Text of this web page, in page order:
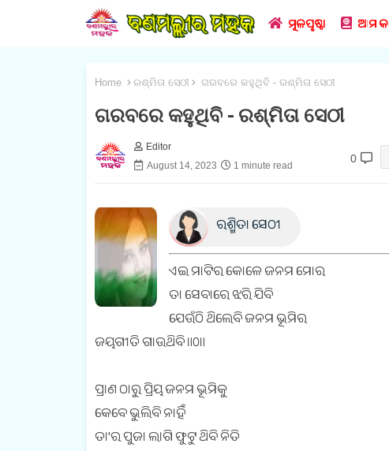
ମୂଳପୃଷ୍ଠା ଆମ
Home ରଶ୍ମିତା ସେଠୀ ଗରବରେ କହୁଥିବି - ରଶ୍ମିତା ସେଠୀ
ଗରବରେ କହୁଥିବି - ରଶ୍ମିତା ସେଠୀ
Editor
August 14, 2023
1 minute read
0
ରଶ୍ମିତା ସେଠୀ
ଏଇ ମାଟିର କୋଳେ ଜନମ ମୋର
ତା ସେବାରେ ଝରି ଯିବି
ଯେଉଁଠି ଥିଲେବି ଜନମ ଭୂମିର
ଜୟଗୀତି ଗାଉଥିବି ॥୦॥
ପ୍ରାଣ ଠାରୁ ପ୍ରିୟ ଜନମ ଭୂମିକୁ
କେବେ ଭୁଲିବି ନାହିଁ
ତା'ର ପୁଜା ଲାଗି ଫୁଟୁ ଥିବି ନିତି